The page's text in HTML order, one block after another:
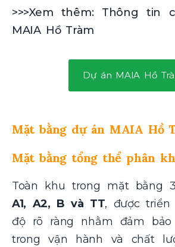
>>>Xem thêm: Thông tin
MAIA Hồ Tràm
Dự án MAIA Hồ
Mặt bằng dự án MAIA Hồ
Mặt bằng tổng thể phân
Toàn khu trong mặt bằng
A1, A2, B và TT, được triển
độ rõ ràng nhằm đảm
trong vận hành và chất